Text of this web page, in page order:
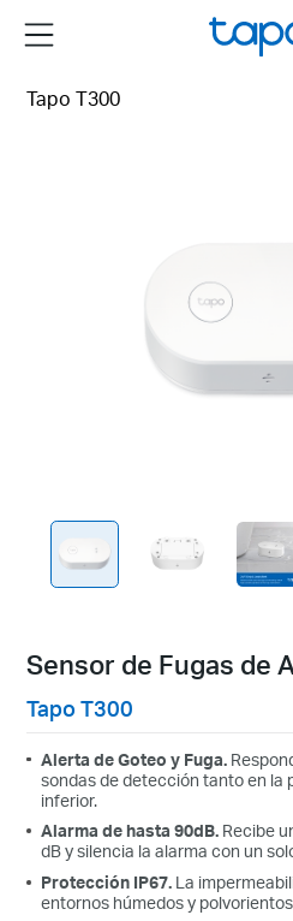
Menu
Tapo T300
Sensor de Fugas de
Tapo T300
Alerta de Goteo y Fuga.
sondas de detección tanto en la
inferior.
Alarma de hasta 90dB. Recibe
dB y silencia la alarma con un
Protección IP67. La
entornos húmedos y